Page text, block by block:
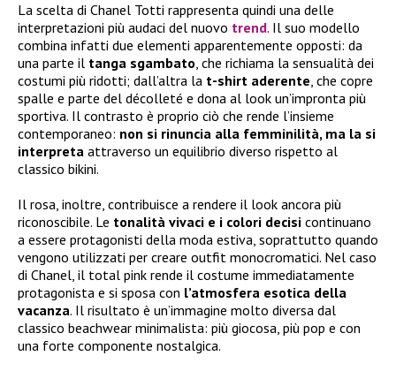
La scelta di Chanel Totti rappresenta quindi una delle
interpretazioni più audaci del nuovo trend. Il suo modello
combina infatti due elementi apparentemente opposti: da
una parte il tanga sgambato, che richiama la sensualità dei
costumi più ridotti; dall’altra la t-shirt aderente, che copre
spalle e parte del décolleté e dona al look un’impronta più
sportiva. Il contrasto è proprio ciò che rende l’insieme
contemporaneo: non si rinuncia alla femminilità, ma la si
interpreta attraverso un equilibrio diverso rispetto al
classico bikini.
Il rosa, inoltre, contribuisce a rendere il look ancora più
riconoscibile. Le tonalità vivaci e i colori decisi continuano
a essere protagonisti della moda estiva, soprattutto quando
vengono utilizzati per creare outfit monocromatici. Nel caso
di Chanel, il total pink rende il costume immediatamente
protagonista e si sposa con l’atmosfera esotica della
vacanza. Il risultato è un’immagine molto diversa dal
classico beachwear minimalista: più giocosa, più pop e con
una forte componente nostalgica.